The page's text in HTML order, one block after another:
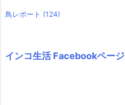
鳥レポート (124)
インコ生活 Facebookページ